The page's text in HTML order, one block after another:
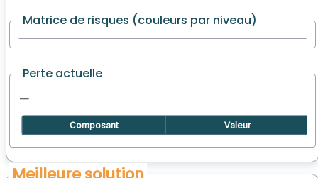
Matrice de risques (couleurs par niveau)
Perte actuelle
—
Composant Valeur